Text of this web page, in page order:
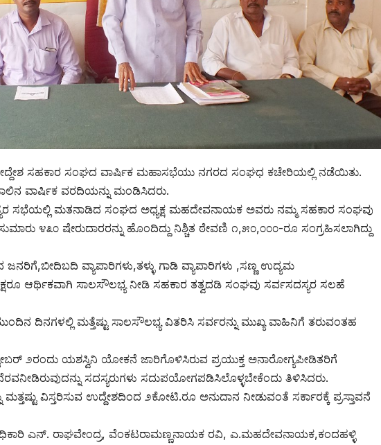
ಸಹಕಾರ ಸಂಘದ ವಾರ್ಷಿಕ ಮಹಾಸಭೆಯು ನಗರದ ಸಂಘಧ ಕಚೇರಿಯಲ್ಲಿ ನಡೆಯಿತು.
ವಾರ್ಷಿಕ ವರದಿಯನ್ನು ಮಂಡಿಸಿದರು.
ಸಭೆಯಲ್ಲಿ ಮತನಾಡಿದ ಸಂಘದ ಅಧ್ಯಕ್ಷ ಮಹದೇವನಾಯಕ ಅವರು ನಮ್ಮ ಸಹಕಾರ ಸಂಘವು
೪೩೦ ಷೇರುದಾರರನ್ನು ಹೊಂದಿದ್ದು ನಿಶ್ಚಿತ ಠೇವಣಿ ೧,೫೦,೦೦೦-ರೂ ಸಂಗ್ರಹಿಸಲಾಗಿದ್ದು
ವ್ಯಾಪಾರಿಗಳು,ತಳ್ಳು ಗಾಡಿ ವ್ಯಾಪಾರಿಗಳು ,ಸಣ್ಣ ಉದ್ಯಮ
ಆರ್ಥಿಕವಾಗಿ ಸಾಲಸೌಲಭ್ಯ ನೀಡಿ ಸಹಕಾರ ತತ್ವದಡಿ ಸಂಘವು ಸರ್ವಸದಸ್ಯರ ಸಲಹೆ
ದಿನಗಳಲ್ಲಿ ಮತ್ತೆಷ್ಟು ಸಾಲಸೌಲಭ್ಯ ವಿತರಿಸಿ ಸರ್ವರನ್ನು ಮುಖ್ಯ ವಾಹಿನಿಗೆ ತರುವಂತಹ
೨ರಂದು ಯಶಸ್ವಿನಿ ಯೋಕನೆ ಜಾರಿಗೊಳಿಸಿರುವ ಪ್ರಯುಕ್ತ ಅನಾರೋಗ್ಯಪೀಡಿತರಿಗೆ
ಸದಸ್ಯರುಗಳು ಸದುಪಯೋಗಪಡಿಸಿಲೊಳ್ಳಬೇಕೆಂದು ತಿಳಿಸಿದರು.
ವಿಸ್ತರಿಸುವ ಉದ್ದೇಶದಿಂದ ೨ಕೋಟಿ.ರೂ ಅನುದಾನ ನೀಡುವಂತೆ ಸರ್ಕಾರಕ್ಕೆ ಪ್ರಸ್ತಾವನೆ
ಎನ್. ರಾಘವೇಂದ್ರ, ವೆಂಕಟರಾಮಣ್ಣನಾಯಕ ರವಿ, ಎ.ಮಹದೇವನಾಯಕ,ಕಂದಹಳ್ಳಿ